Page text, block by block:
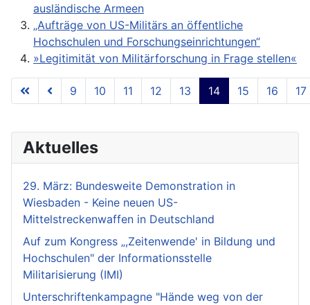
ausländische Armeen
„Aufträge von US-Militärs an öffentliche
Hochschulen und Forschungseinrichtungen“
»Legitimität von Militärforschung in Frage stellen«
Seite 14 von 18
9 10 11 12 13 14 15 16 17
Aktuelles
29. März: Bundesweite Demonstration in
Wiesbaden - Keine neuen US-
Mittelstreckenwaffen in Deutschland
Auf zum Kongress „,Zeitenwende' in Bildung und
Hochschulen" der Informationsstelle
Militarisierung (IMI)
Unterschriftenkampagne "Hände weg von der